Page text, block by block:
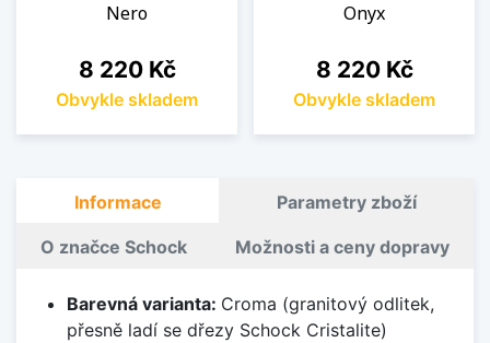
Nero
Cena
8 220 Kč
Obvykle skladem
Onyx
Cena
8 220 Kč
Obvykle skladem
Informace Parametry zboží
O značce Schock Možnosti a ceny dopravy
Barevná varianta: Croma (granitový odlitek,
přesně ladí se dřezy Schock Cristalite)